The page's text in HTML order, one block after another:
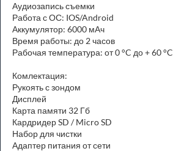
Аудиозапись съемки
Работа с ОС: IOS/Android
Аккумулятор: 6000 мАч
Время работы: до 2 часов
Рабочая температура: от 0 °C до + 60 °C
Комлектация:
Рукоять с зондом
Дисплей
Карта памяти 32 Гб
Кардридер SD / Micro SD
Набор для чистки
Адаптер питания от сети